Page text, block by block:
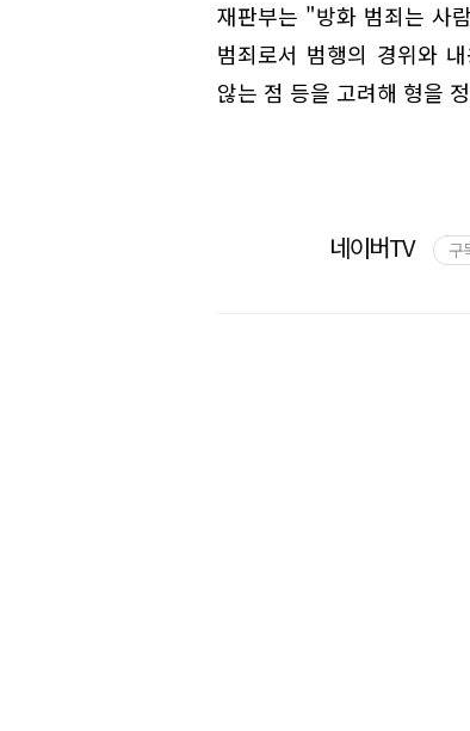
재판부는 "방화 범죄는 사
범죄로서 범행의 경위와
않는 점 등을 고려해 형을
네이버TV 구